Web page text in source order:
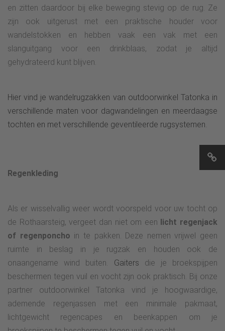
en zitten daardoor bij elke beweging stevig op de rug. Ze
zijn ook uitgerust met een praktische houder voor
wandelstokken en hebben vaak een vak met een
slanguitgang voor een drinkblaas, zodat je altijd
gehydrateerd kunt blijven.
Hier vind je wandelrugzakken van outdoorwinkel Tatonka in
verschillende maten voor dagwandelingen en meerdaagse
tochten en met verschillende geventileerde rugsystemen.
Regenkleding
Als er wisselvallig weer wordt voorspeld voor uw tocht op
de Rothaarsteig, vergeet dan niet om een licht regenjack
of regenponcho in te pakken. Deze nemen vrijwel geen
ruimte in beslag in je rugzak en houden ook de
onaangename wind buiten. Gaiters die je broekspijpen
beschermen tegen vuil en vocht zijn ook praktisch. Bij onze
partner outdoorwinkel Tatonka vind je hoogwaardige,
ademende regenjassen met een minimale pakmaat,
lichtgewicht regencapes en beenkappen om je